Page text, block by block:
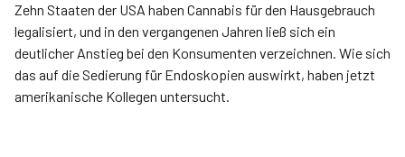
Zehn Staaten der USA haben Cannabis für den Hausgebrauch
legalisiert, und in den vergangenen Jahren ließ sich ein
deutlicher Anstieg bei den Konsumenten verzeichnen. Wie sich
das auf die Sedierung für Endoskopien auswirkt, haben jetzt
amerikanische Kollegen untersucht.